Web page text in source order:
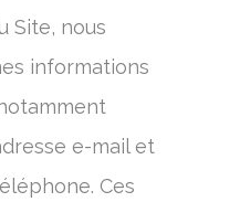
Site, nous
informations
e-mail et
Ces